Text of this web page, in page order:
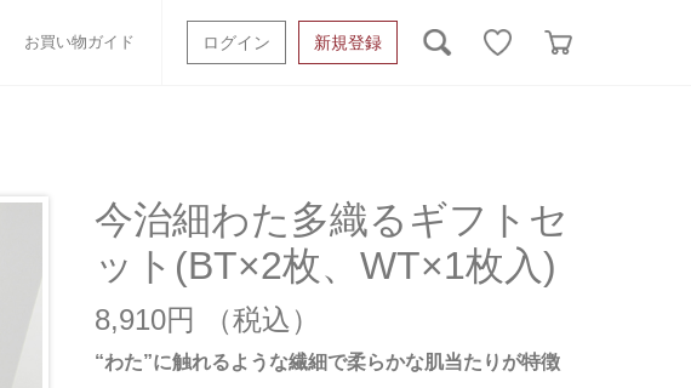
お買い物ガイド ログイン 新規登録
オーガニック
衣類 タオルケット類
書籍 ギフトボックスその他
“わた”に触れるような繊細で柔らかな肌当たりが特徴
今治細わた多織るギフトセ
ット(BT×2枚、WT×1枚入)
8,910円